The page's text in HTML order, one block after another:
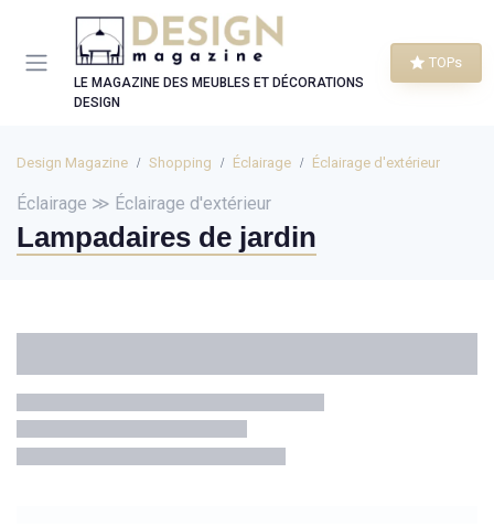
LE MAGAZINE DES MEUBLES ET DÉCORATIONS
DESIGN
TOPs
Design Magazine Shopping Éclairage Éclairage d'extérieur
Éclairage ≫ Éclairage d'extérieur
Lampadaires de jardin
Panneau de gestion des cookies